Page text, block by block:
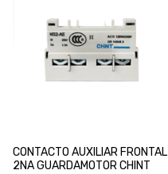
CONTACTO AUXILIAR FRONTAL
2NA GUARDAMOTOR CHINT